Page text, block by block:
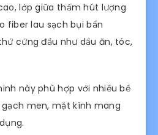
lớp giữa thấm hút lượng
fiber lau sạch bụi bẩn
cứng đầu như dầu ăn, tóc,
này phù hợp với nhiều bề
men, mặt kính mang